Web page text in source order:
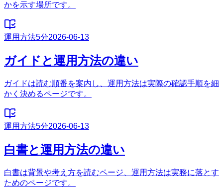
かを示す場所です。
運用方法5分2026-06-13
ガイドと運用方法の違い
ガイドは読む順番を案内し、運用方法は実際の確認手順を細
かく決めるページです。
運用方法5分2026-06-13
白書と運用方法の違い
白書は背景や考え方を読むページ、運用方法は実務に落とす
ためのページです。